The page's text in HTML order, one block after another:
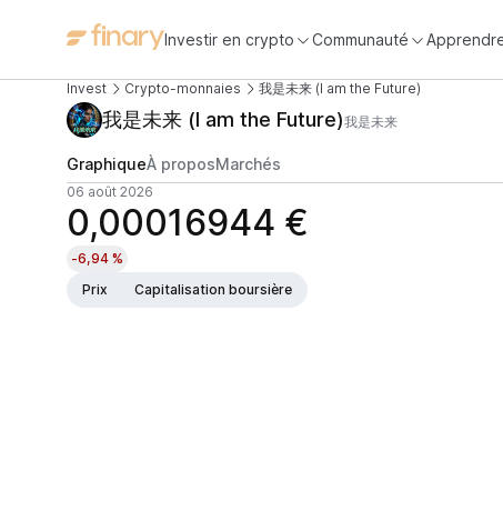
Investir en crypto Communauté
Invest Crypto-monnaies 我是未来 (I am the Future)
我是未来 (I am the Future)我是未来
GraphiqueÀ proposMarchés
06 août 2026
0,00016944 €
-6,94 %
Prix
Capitalisation boursière